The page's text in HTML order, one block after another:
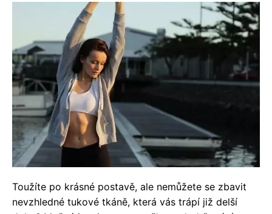
Toužíte po krásné postavě, ale nemůžete se zbavit
nevzhledné tukové tkáně, která vás trápí již delší